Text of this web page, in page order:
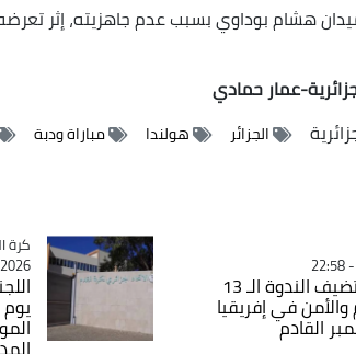
هشام بوداوي بسبب عدم جاهزيته، إثر
عمار حمادي
الجزائر هولندا مباراة ودبة
الجزائر تستضيف الندوة الـ 13
في إفريقيا
القادم
كرة
20:25